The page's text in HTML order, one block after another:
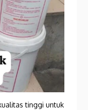
tinggi untuk